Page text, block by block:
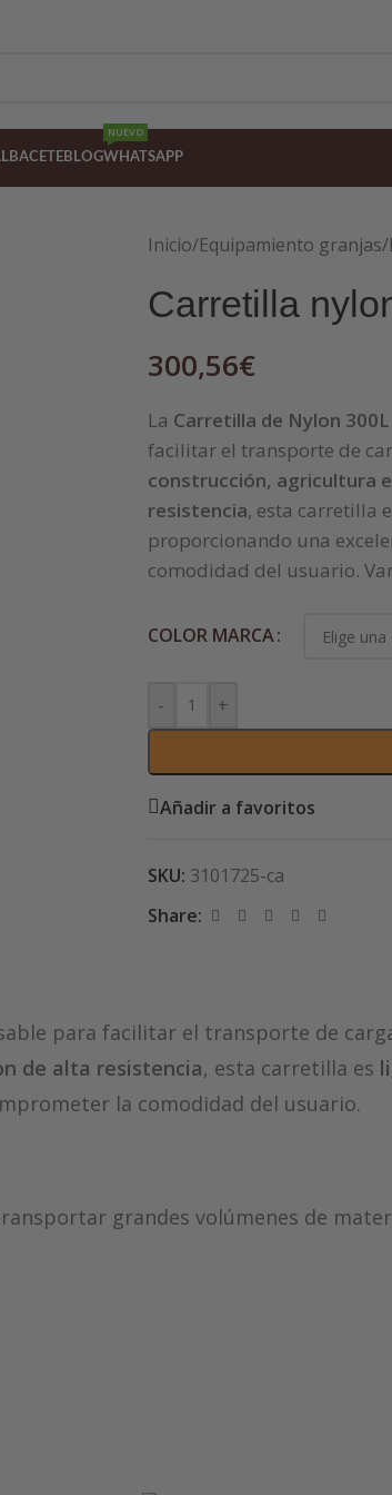
BLOGWHATSAPP
NUEVO
Inicio/Equipamiento granjas/
Carretilla
300,56€
La Carretilla de Nylon 300L
facilitar el transporte de
construcción, agricultura
resistencia, esta carretilla
proporcionando una
comodidad del usuario.
COLOR MARCA
- +
Añadir a favoritos
SKU: 3101725-ca
Share:
para facilitar el transporte de
de alta resistencia, esta carretilla es
la comodidad del usuario.
grandes volúmenes de